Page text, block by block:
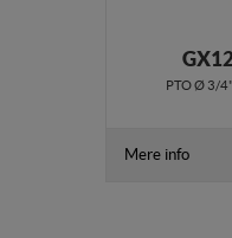
PTO Ø 3/
Mere info